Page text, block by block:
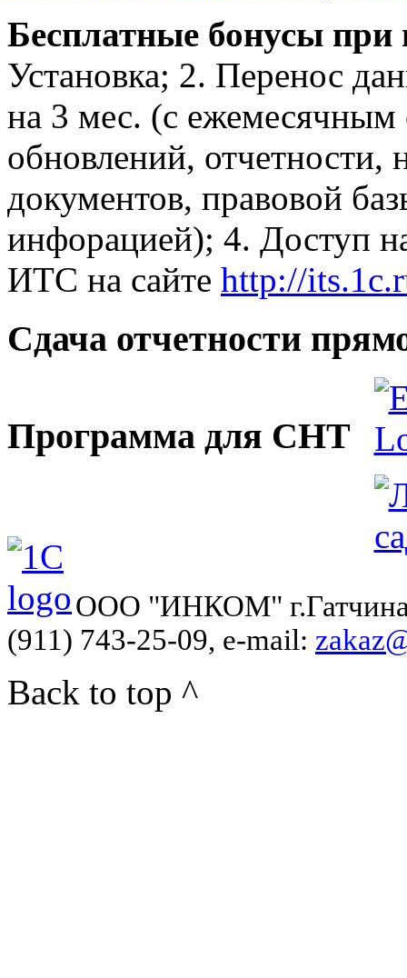
Бесплатные бонусы
Установка; 2. Перенос
на 3 мес. (с ежемесячным
обновлений, отчетности,
документов, правовой
инфорацией); 4. Доступ
ИТС на сайте http://
Сдача отчетности
Программа для СНТ
ООО "ИНКОМ" г.Гатчина,
(911) 743-25-09, e-mail:
Back to top ^